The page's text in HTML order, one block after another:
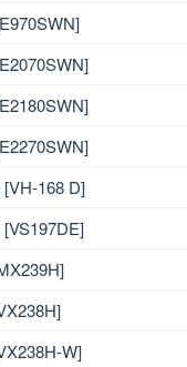
168 D]
W]